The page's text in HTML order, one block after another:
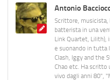
Antonio
Scrittore,
batterista in una
Link Quartet, Lilith),
e suonando in tutta
Clash, Iggy and the
Chao etc. Ha scritto
vivo dagli anni 80",